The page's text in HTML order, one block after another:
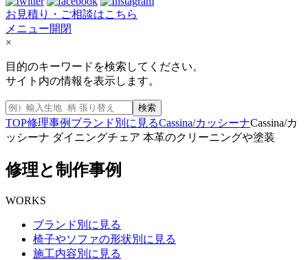
お見積り・ご相談はこちら
メニュー開閉
×
目的のキーワードを検索してください。
サイト内の情報を表示します。
検索
TOP修理事例 ブランド別に見るCassina/カッシーナCassina/カ
ッシーナ ダイニングチェア 本革のクリーニングや塗装
修理と制作事例
WORKS
ブランド別に見る
椅子やソファの形状別に見る
施工内容別に見る